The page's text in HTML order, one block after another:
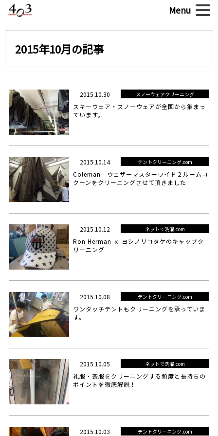
2015年10月の記事
2015.10.30 スノーウェアクリーニング
スキーウェア・スノーウェアが全国から集まっ
ています。
2015.10.14 テントクリーニング.com
Coleman ウェザーマスターワイド２ルームコ
クーンをクリーニングさせて頂きました
2015.10.12 ネットで洗濯.com
Ron Herman ｘ ヨシノリコタケのキャップク
リーニング
2015.10.08 テントクリーニング.com
ワンタッチテントもクリーニングを承っていま
す。
2015.10.05 ネットで洗濯.com
礼服・喪服をクリーニングする頻度と長持ちの
ポイントを徹底解説！
2015.10.03 テントクリーニング.com